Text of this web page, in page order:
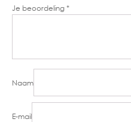
Je beoordeling*
Naam
E-mail